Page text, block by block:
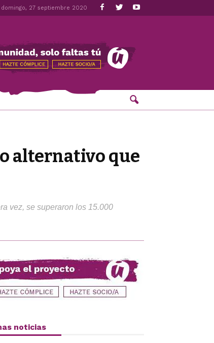
domingo, 27 septiembre 2020
alternativo que
vez, se superaron los 15.000
noticias